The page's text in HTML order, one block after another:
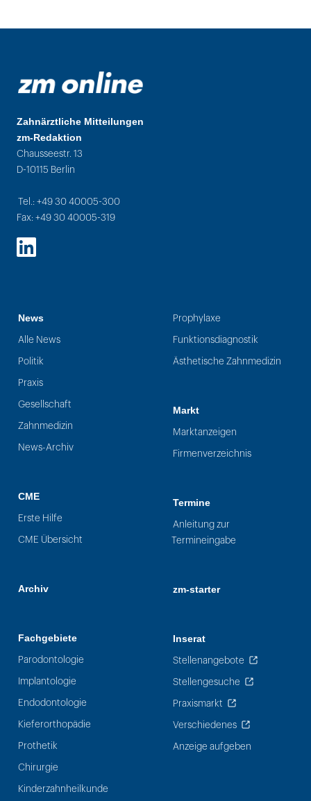
Zahnärztliche Mitteilungen
zm-Redaktion
Chausseestr. 13
D-10115 Berlin
Tel.: +49 30 40005-300
Fax: +49 30 40005-319
LinkedIn
News
Alle News
Politik
Praxis
Gesellschaft
Zahnmedizin
News-Archiv
CME
Erste Hilfe
CME Übersicht
Archiv
Fachgebiete
Parodontologie
Implantologie
Endodontologie
Kieferorthopädie
Prothetik
Chirurgie
Kinderzahnheilkunde
Prophylaxe
Funktionsdiagnostik
Ästhetische Zahnmedizin
Markt
Marktanzeigen
Firmenverzeichnis
Termine
Anleitung zur
Termineingabe
zm-starter
Inserat
Stellenangebote
Stellengesuche
Praxismarkt
Verschiedenes
Anzeige aufgeben